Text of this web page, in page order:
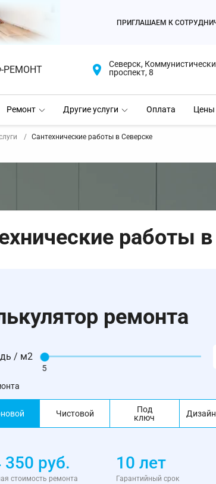
ПРИГЛАШАЕМ К
РЕМОНТ
Северск,
проспект, 8
Ремонт Другие услуги Оплата Цены
Сантехнические работы в Северске
работы
ремонта
/ м2
5
Чистовой
Под
ключ
350 руб.
стоимость ремонта
10 лет
Гарантийный срок